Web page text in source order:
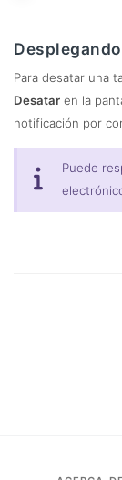
Desplegando
Para desatar una
Desatar en la
notificación por
Puede